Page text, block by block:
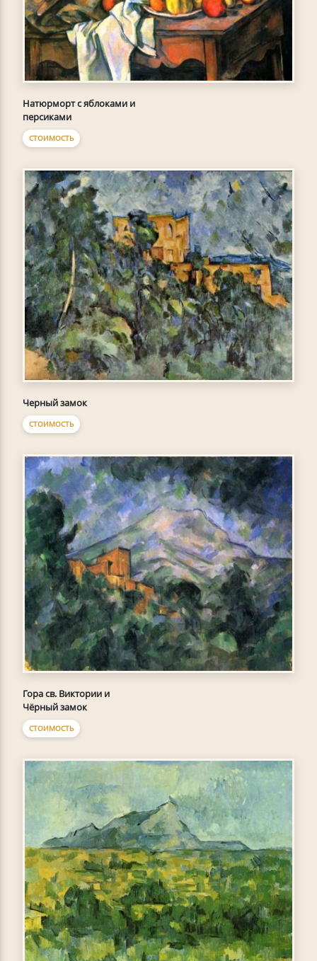
Натюрморт с яблоками и
персиками
СТОИМОСТЬ
Черный замок
СТОИМОСТЬ
Гора св. Виктории и
Чёрный замок
СТОИМОСТЬ